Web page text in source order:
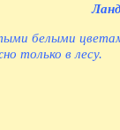
белыми
только в лесу.